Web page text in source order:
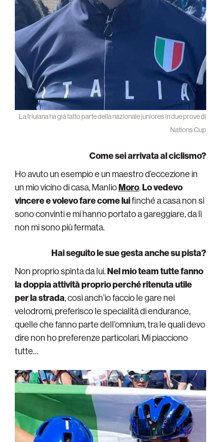
La friulana ha già fatto parte della nazionale juniores in due prove di
Nations Cup
Come sei arrivata al ciclismo?
Ho avuto un esempio e un maestro d’eccezione in
un mio vicino di casa, ManlioMoro.Lo vedevo
vincere e volevo fare come luifinché a casa non si
sono convinti e mi hanno portato a gareggiare, da lì
non mi sono più fermata.
Hai seguito le sue gesta anche su pista?
Non proprio spinta da lui.Nel mio team tutte fanno
la doppia attività proprio perché ritenuta utile
per la strada, così anch’io faccio le gare nei
velodromi, preferisco le specialità di endurance,
quelle che fanno parte dell’omnium, tra le quali devo
dire non ho preferenze particolari. Mi piacciono
tutte…